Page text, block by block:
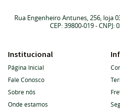
Rua Engenheiro Antunes, 256, loja
CEP: 39800-019- CNPJ:
Institucional
Página Inicial
Fale Conosco
Sobre nós
Onde estamos